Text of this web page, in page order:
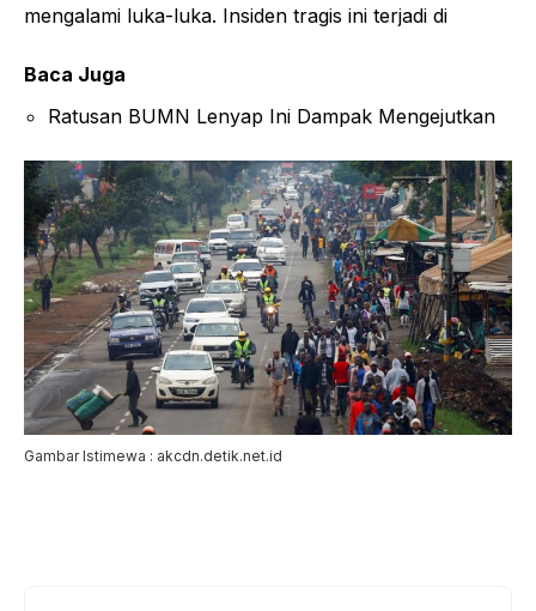
mengalami luka-luka. Insiden tragis ini terjadi di
Baca Juga
Ratusan BUMN Lenyap Ini Dampak Mengejutkan
Gambar Istimewa : akcdn.detik.net.id